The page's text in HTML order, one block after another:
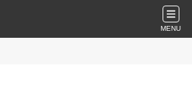
MENU